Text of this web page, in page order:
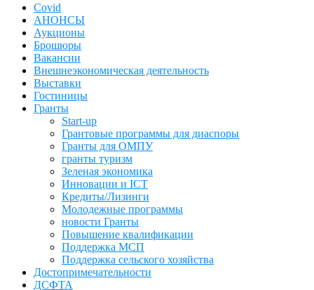
Covid
АНОНСЫ
Аукционы
Брошюры
Вакансии
Внешнеэкономическая деятельность
Выставки
Гостиницы
Гранты
Start-up
Грантовые программы для диаспоры
Гранты для ОМПУ
гранты туризм
Зеленая экономика
Инновации и ICT
Кредиты/Лизинги
Молодежные программы
новости Гранты
Повышение квалификации
Поддержка МСП
Поддержка сельского хозяйства
Достопримечательности
ДСФТА